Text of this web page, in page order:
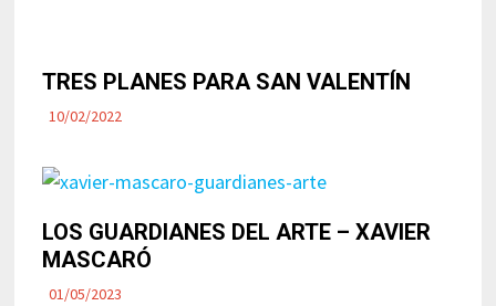
TRES PLANES PARA SAN VALENTÍN
10/02/2022
LOS GUARDIANES DEL ARTE – XAVIER
MASCARÓ
01/05/2023